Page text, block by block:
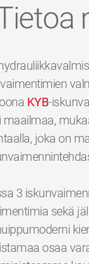
KYB-
joka on
3
sekä
osaa